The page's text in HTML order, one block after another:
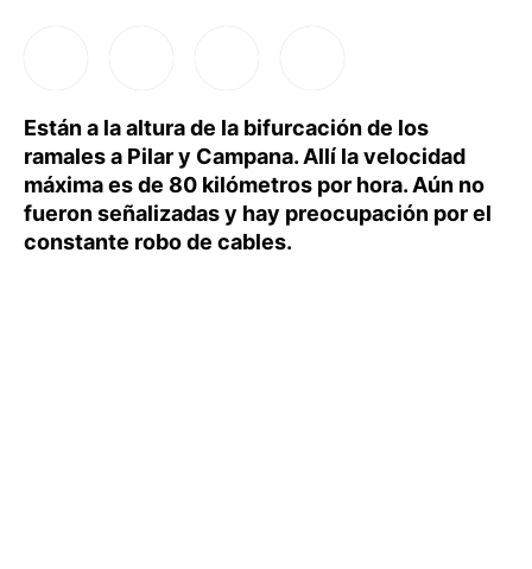
Están a la altura de la bifurcación de los
ramales a Pilar y Campana. Allí la velocidad
máxima es de 80 kilómetros por hora. Aún no
fueron señalizadas y hay preocupación por el
constante robo de cables.